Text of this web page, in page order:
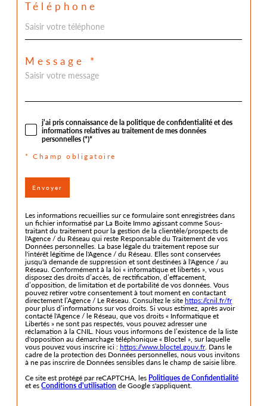
Téléphone
Message *
j'ai pris connaissance de la politique de confidentialité et des
informations relatives au traitement de mes données
personnelles (*)*
* Champ obligatoire
Envoyer
Les informations recueillies sur ce formulaire sont enregistrées dans
un fichier informatisé par La Boite Immo agissant comme Sous-
traitant du traitement pour la gestion de la clientèle/prospects de
l'Agence / du Réseau qui reste Responsable du Traitement de vos
Données personnelles. La base légale du traitement repose sur
l'intérêt légitime de l'Agence / du Réseau. Elles sont conservées
jusqu'à demande de suppression et sont destinées à l'Agence / au
Réseau. Conformément à la loi « informatique et libertés », vous
disposez des droits d’accès, de rectification, d’effacement,
d’opposition, de limitation et de portabilité de vos données. Vous
pouvez retirer votre consentement à tout moment en contactant
directement l’Agence / Le Réseau. Consultez le site https://cnil.fr/fr
pour plus d’informations sur vos droits. Si vous estimez, après avoir
contacté l'Agence / le Réseau, que vos droits « Informatique et
Libertés » ne sont pas respectés, vous pouvez adresser une
réclamation à la CNIL. Nous vous informons de l’existence de la liste
d'opposition au démarchage téléphonique « Bloctel », sur laquelle
vous pouvez vous inscrire ici : https://www.bloctel.gouv.fr. Dans le
cadre de la protection des Données personnelles, nous vous invitons
à ne pas inscrire de Données sensibles dans le champ de saisie libre.
Ce site est protégé par reCAPTCHA, les Politiques de Confidentialité
et esConditions d'utilisation de Google s'appliquent.